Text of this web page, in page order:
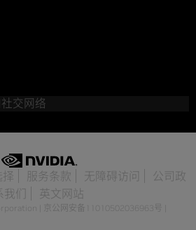
交网络
择 服务条款 无障碍访问
公司政
们 英文网站
京公网安备11010502036963号